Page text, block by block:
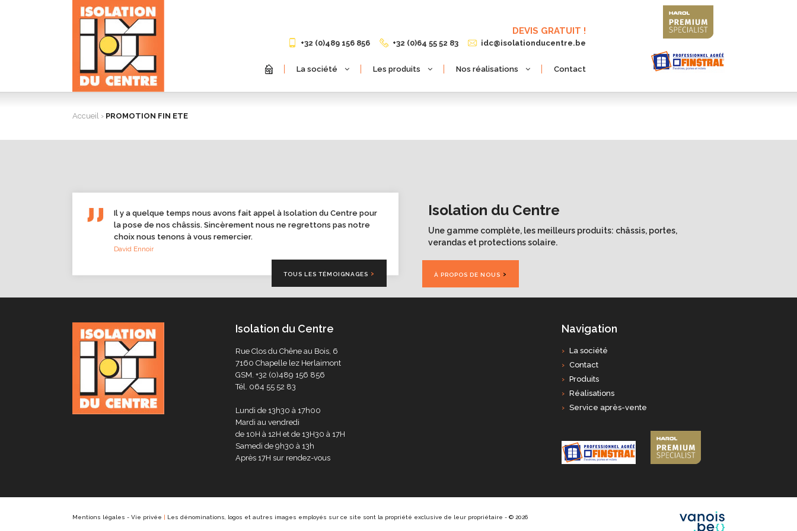
DEVIS GRATUIT !
+32 (0)489 156 856 +32 (0)64 55 52 83 idc@isolationducentre.be
La société Les produits Nos réalisations Contact
Accueil › PROMOTION FIN ETE
Il y a quelque temps nous avons fait appel à Isolation du Centre pour
la pose de nos châssis. Sincèrement nous ne regrettons pas notre
choix nous tenons à vous remercier.
David Ennoir
TOUS LES TÉMOIGNAGES
Isolation du Centre
Une gamme complète, les meilleurs produits: châssis, portes,
verandas et protections solaire.
À PROPOS DE NOUS
Isolation du Centre
Rue Clos du Chêne au Bois, 6
7160 Chapelle lez Herlaimont
GSM. +32 (0)489 156 856
Tél. 064 55 52 83
Lundi de 13h30 à 17h00
Mardi au vendredi
de 10H à 12H et de 13H30 à 17H
Samedi de 9h30 à 13h
Après 17H sur rendez-vous
Navigation
La société
Contact
Produits
Réalisations
Service après-vente
Mentions légales - Vie privée | Les dénominations, logos et autres images employés sur ce site sont la propriété exclusive de leur propriétaire - © 2026